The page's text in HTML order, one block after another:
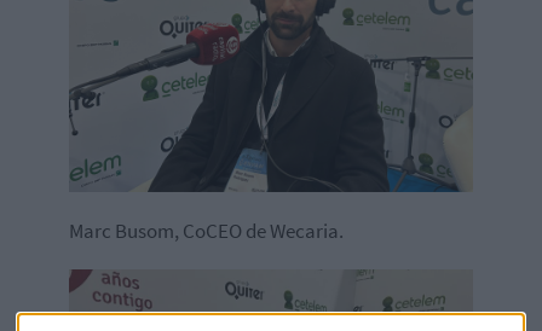
Marc Busom, CoCEO de Wecaria.